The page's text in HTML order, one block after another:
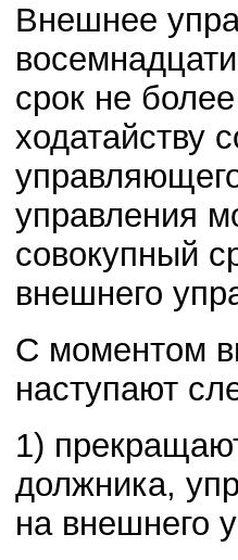
Внешнее
срок не
ходатайству
управления
совокупный
внешнего
С моментом
наступают
1)
должника,
на внешнего